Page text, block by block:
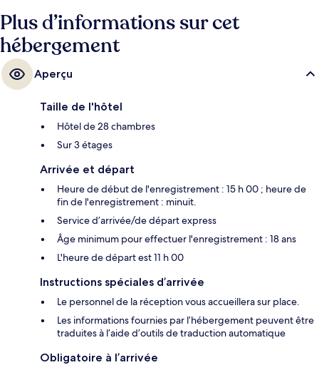
Plus d’informations sur cet
hébergement
Aperçu
Taille de l'hôtel
Hôtel de 28 chambres
Sur 3 étages
Arrivée et départ
Heure de début de l'enregistrement : 15 h 00 ; heure de
fin de l'enregistrement : minuit.
Service d’arrivée/de départ express
Âge minimum pour effectuer l'enregistrement : 18 ans
L'heure de départ est 11 h 00
Instructions spéciales d’arrivée
Le personnel de la réception vous accueillera sur place.
Les informations fournies par l’hébergement peuvent être
traduites à l’aide d’outils de traduction automatique
Obligatoire à l’arrivée